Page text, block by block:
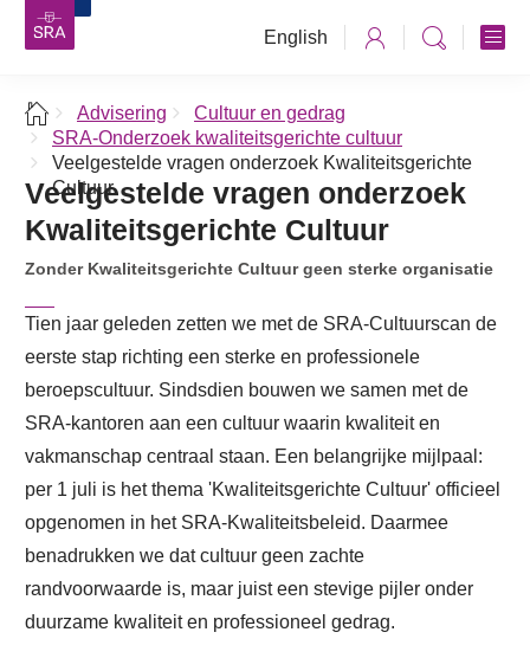
English
Advisering
Cultuur en gedrag
SRA-Onderzoek kwaliteitsgerichte cultuur
Veelgestelde vragen onderzoek Kwaliteitsgerichte
Cultuur
Veelgestelde vragen onderzoek
Kwaliteitsgerichte Cultuur
Zonder Kwaliteitsgerichte Cultuur geen sterke organisatie
Tien jaar geleden zetten we met de SRA-Cultuurscan de
eerste stap richting een sterke en professionele
beroepscultuur. Sindsdien bouwen we samen met de
SRA-kantoren aan een cultuur waarin kwaliteit en
vakmanschap centraal staan. Een belangrijke mijlpaal:
per 1 juli is het thema 'Kwaliteitsgerichte Cultuur' officieel
opgenomen in het SRA-Kwaliteitsbeleid. Daarmee
benadrukken we dat cultuur geen zachte
randvoorwaarde is, maar juist een stevige pijler onder
duurzame kwaliteit en professioneel gedrag.